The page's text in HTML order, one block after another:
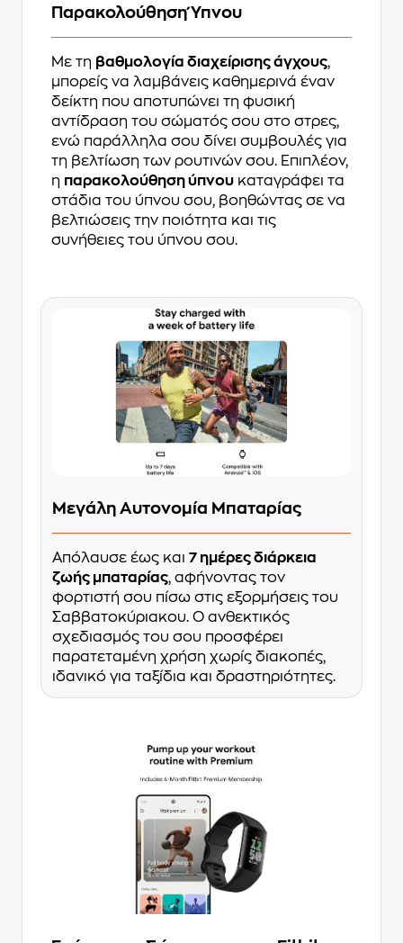
Παρακολούθηση Ύπνου
Με τη βαθμολογία διαχείρισης άγχους,
μπορείς να λαμβάνεις καθημερινά έναν
δείκτη που αποτυπώνει τη φυσική
αντίδραση του σώματός σου στο στρες,
ενώ παράλληλα σου δίνει συμβουλές για
τη βελτίωση των ρουτινών σου. Επιπλέον,
η παρακολούθηση ύπνου καταγράφει τα
στάδια του ύπνου σου, βοηθώντας σε να
βελτιώσεις την ποιότητα και τις
συνήθειες του ύπνου σου.
Μεγάλη Αυτονομία Μπαταρίας
Απόλαυσε έως και 7 ημέρες διάρκεια
ζωής μπαταρίας, αφήνοντας τον
φορτιστή σου πίσω στις εξορμήσεις του
Σαββατοκύριακου. Ο ανθεκτικός
σχεδιασμός του σου προσφέρει
παρατεταμένη χρήση χωρίς διακοπές,
ιδανικό για ταξίδια και δραστηριότητες.